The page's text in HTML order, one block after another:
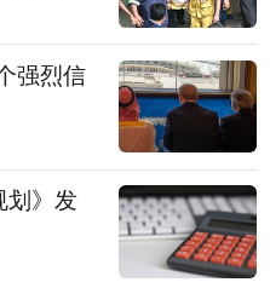
强烈信
划》发